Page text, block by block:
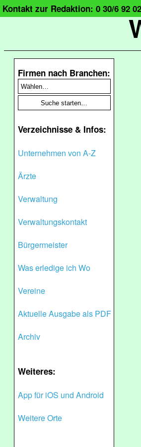
Kontakt zur Redaktion: 0 30/6 92
Firmen nach Branchen:
Verzeichnisse & Infos:
Unternehmen von A-Z
Ärzte
Verwaltung
Verwaltungskontakt
Bürgermeister
Was erledige ich Wo
Vereine
Aktuelle Ausgabe als PDF
Archiv
Weiteres:
App für iOS und Android
Weitere Orte